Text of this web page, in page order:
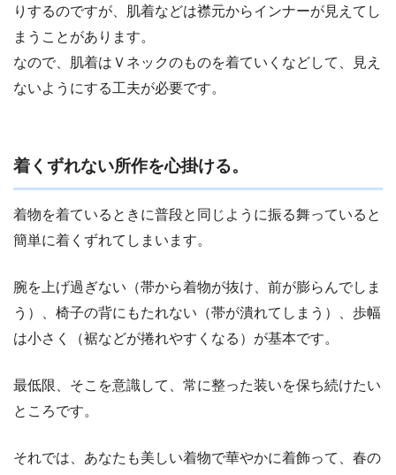
りするのですが、肌着などは襟元からインナーが見えてし
まうことがあります。
なので、肌着はＶネックのものを着ていくなどして、見え
ないようにする工夫が必要です。
着くずれない所作を心掛ける。
着物を着ているときに普段と同じように振る舞っていると
簡単に着くずれてしまいます。
腕を上げ過ぎない（帯から着物が抜け、前が膨らんでしま
う）、椅子の背にもたれない（帯が潰れてしまう）、歩幅
は小さく（裾などが捲れやすくなる）が基本です。
最低限、そこを意識して、常に整った装いを保ち続けたい
ところです。
それでは、あなたも美しい着物で華やかに着飾って、春の